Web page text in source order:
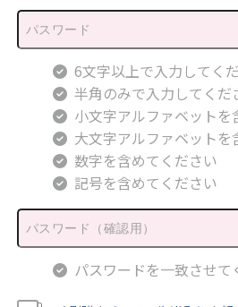
6文字以上で入力してく
半角のみで入力してくだ
小文字アルファベットを
大文字アルファベットを
数字を含めてください
記号を含めてください
パスワードを一致させて